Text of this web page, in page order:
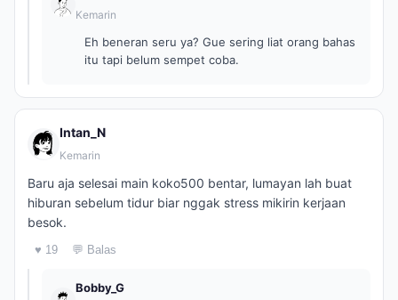
Kemarin
Eh beneran seru ya? Gue sering liat orang bahas
itu tapi belum sempet coba.
Intan_N
Kemarin
Baru aja selesai main koko500 bentar, lumayan lah buat
hiburan sebelum tidur biar nggak stress mikirin kerjaan
besok.
♥ 19 💬 Balas
Bobby_G